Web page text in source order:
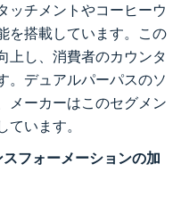
ッチメントやコーヒーウ
を搭載しています。この
上し、消費者のカウンタ
。デュアルパーパスのソ
メーカーはこのセグメン
ています。
フォーメーションの加